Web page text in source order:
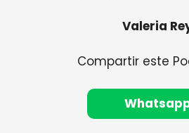
Valeria
Compartir este